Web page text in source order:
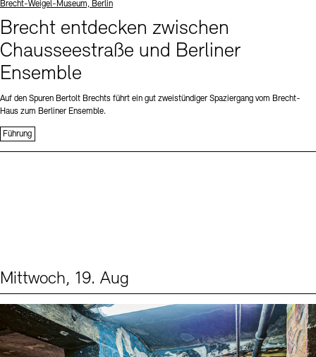
Standort
Brecht-Weigel-Museum, Berlin
Brecht entdecken zwischen
Chausseestraße und Berliner
Ensemble
Auf den Spuren Bertolt Brechts führt ein gut zweistündiger Spaziergang vom Brecht-
Haus zum Berliner Ensemble.
Führung
Mittwoch, 19. Aug